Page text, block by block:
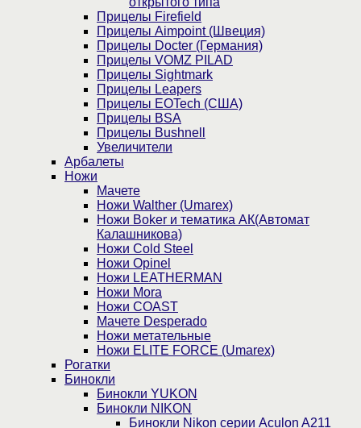
Прицелы Firefield
Прицелы Aimpoint (Швеция)
Прицелы Docter (Германия)
Прицелы VOMZ PILAD
Прицелы Sightmark
Прицелы Leapers
Прицелы EOTech (США)
Прицелы BSA
Прицелы Bushnell
Увеличители
Арбалеты
Ножи
Мачете
Ножи Walther (Umarex)
Ножи Boker и тематика АК(Автомат
Калашникова)
Ножи Cold Steel
Ножи Opinel
Ножи LEATHERMAN
Ножи Mora
Ножи COAST
Мачете Desperado
Ножи метательные
Ножи ELITE FORCE (Umarex)
Рогатки
Бинокли
Бинокли YUKON
Бинокли NIKON
Бинокли Nikon серии Aculon A211